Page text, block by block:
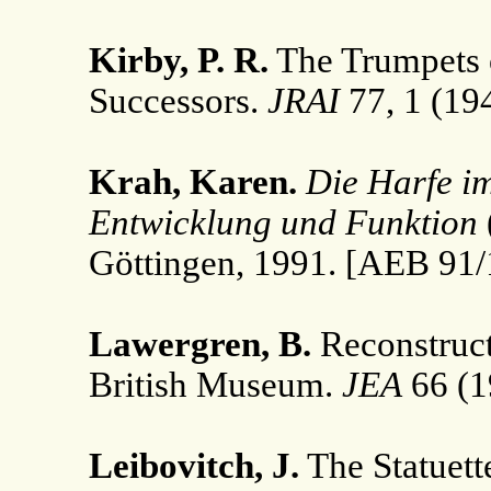
Kirby, P. R. The
Successors. JRAI77, 1
Krah, Karen. Die Harfe
Entwicklung und Funktion
Göttingen, 1991. [AEB
Lawergren, B.
British Museum. JEA 66
Leibovitch, J. The